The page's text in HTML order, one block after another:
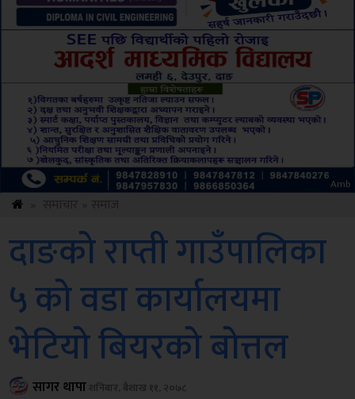
Sdc
दाङको राप्ती गाउँपालिका
५ को वडा कार्यालयमा
भेटियो बियरको बोत्तल
सागर थापाशनिबार, बैशाख ११, २०७८